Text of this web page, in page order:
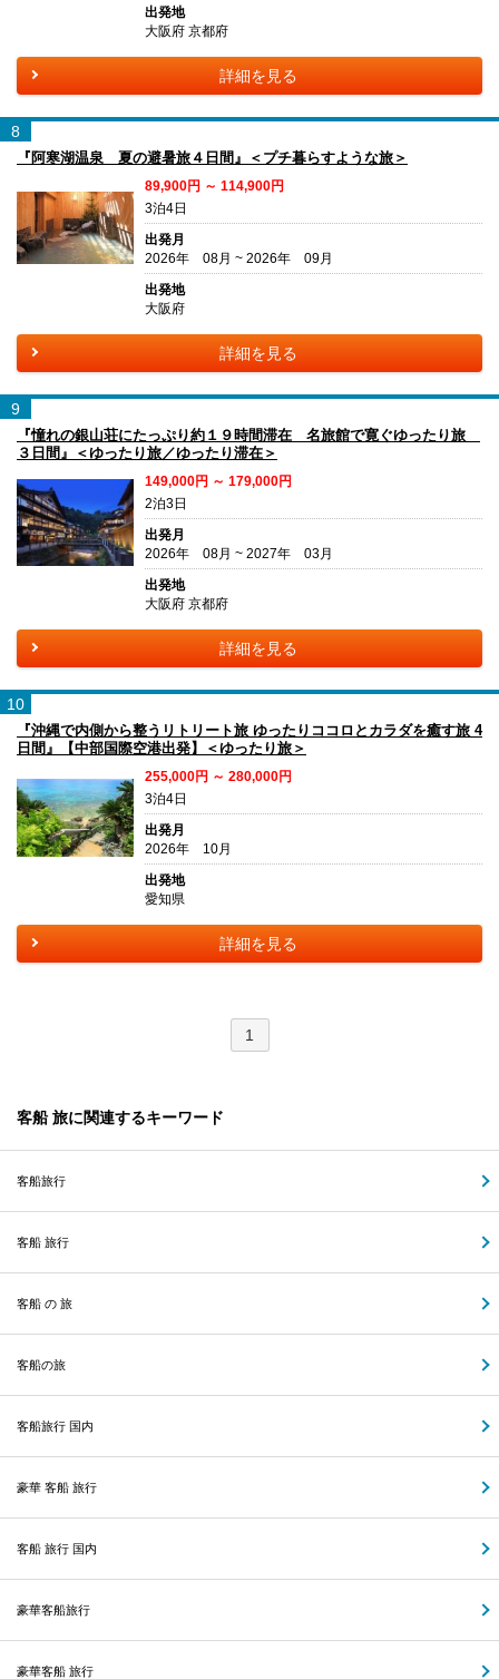
出発地
大阪府 京都府
詳細を見る
8
『阿寒湖温泉 夏の避暑旅４日間』＜プチ暮らすような旅＞
89,900円 ～ 114,900円
3泊4日
出発月
2026年 08月 ~ 2026年 09月
出発地
大阪府
詳細を見る
9
『憧れの銀山荘にたっぷり約１９時間滞在 名旅館で寛ぐゆったり旅
３日間』＜ゆったり旅／ゆったり滞在＞
149,000円 ～ 179,000円
2泊3日
出発月
2026年 08月 ~ 2027年 03月
出発地
大阪府 京都府
詳細を見る
10
『沖縄で内側から整うリトリート旅 ゆったりココロとカラダを癒す旅 4
日間』【中部国際空港出発】＜ゆったり旅＞
255,000円 ～ 280,000円
3泊4日
出発月
2026年 10月
出発地
愛知県
詳細を見る
1
客船 旅に関連するキーワード
客船旅行
客船 旅行
客船 の 旅
客船の旅
客船旅行 国内
豪華 客船 旅行
客船 旅行 国内
豪華客船旅行
豪華客船 旅行